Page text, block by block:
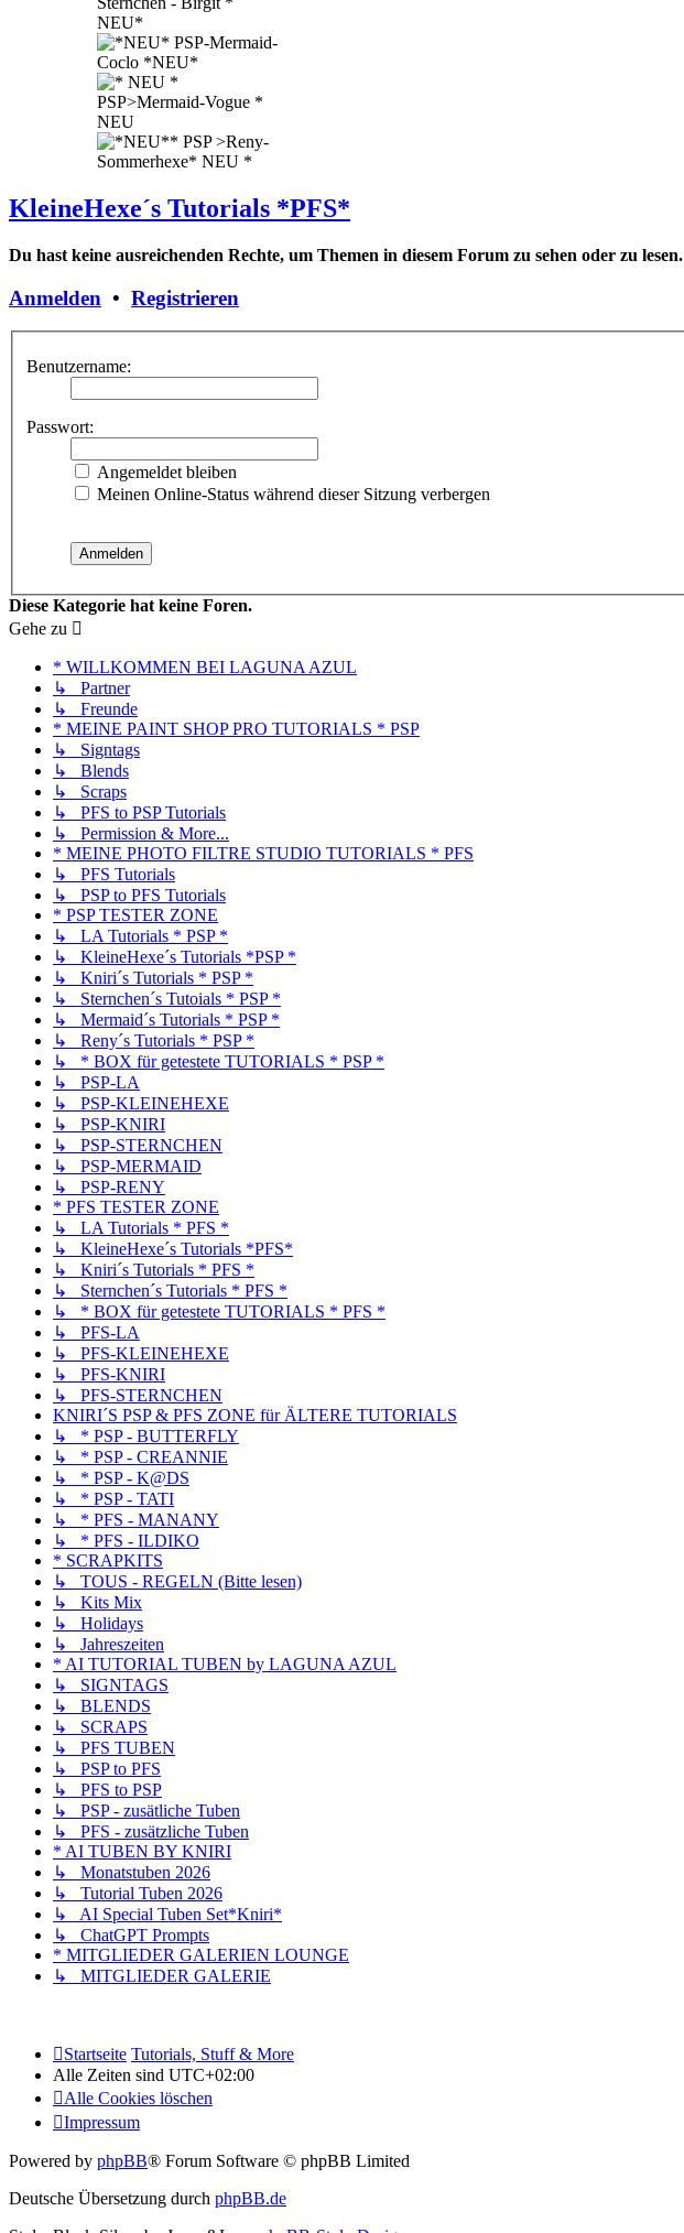
KleineHexe´s Tutorials *PFS*
Du hast keine ausreichenden Rechte, um Themen in diesem Forum zu sehen oder zu lesen.
Anmelden • Registrieren
Benutzername:
Passwort:
Angemeldet bleiben
Meinen Online-Status während dieser Sitzung verbergen
Diese Kategorie hat keine Foren.
Gehe zu
* WILLKOMMEN BEI LAGUNA AZUL
↳ Partner
↳ Freunde
* MEINE PAINT SHOP PRO TUTORIALS * PSP
↳ Signtags
↳ Blends
↳ Scraps
↳ PFS to PSP Tutorials
↳ Permission & More...
* MEINE PHOTO FILTRE STUDIO TUTORIALS * PFS
↳ PFS Tutorials
↳ PSP to PFS Tutorials
* PSP TESTER ZONE
↳ LA Tutorials * PSP *
↳ KleineHexe´s Tutorials *PSP *
↳ Kniri´s Tutorials * PSP *
↳ Sternchen´s Tutoials * PSP *
↳ Mermaid´s Tutorials * PSP *
↳ Reny´s Tutorials * PSP *
↳ * BOX für getestete TUTORIALS * PSP *
↳ PSP-LA
↳ PSP-KLEINEHEXE
↳ PSP-KNIRI
↳ PSP-STERNCHEN
↳ PSP-MERMAID
↳ PSP-RENY
* PFS TESTER ZONE
↳ LA Tutorials * PFS *
↳ KleineHexe´s Tutorials *PFS*
↳ Kniri´s Tutorials * PFS *
↳ Sternchen´s Tutorials * PFS *
↳ * BOX für getestete TUTORIALS * PFS *
↳ PFS-LA
↳ PFS-KLEINEHEXE
↳ PFS-KNIRI
↳ PFS-STERNCHEN
KNIRI´S PSP & PFS ZONE für ÄLTERE TUTORIALS
↳ * PSP - BUTTERFLY
↳ * PSP - CREANNIE
↳ * PSP - K@DS
↳ * PSP - TATI
↳ * PFS - MANANY
↳ * PFS - ILDIKO
* SCRAPKITS
↳ TOUS - REGELN (Bitte lesen)
↳ Kits Mix
↳ Holidays
↳ Jahreszeiten
* AI TUTORIAL TUBEN by LAGUNA AZUL
↳ SIGNTAGS
↳ BLENDS
↳ SCRAPS
↳ PFS TUBEN
↳ PSP to PFS
↳ PFS to PSP
↳ PSP - zusätliche Tuben
↳ PFS - zusätzliche Tuben
* AI TUBEN BY KNIRI
↳ Monatstuben 2026
↳ Tutorial Tuben 2026
↳ AI Special Tuben Set*Kniri*
↳ ChatGPT Prompts
* MITGLIEDER GALERIEN LOUNGE
↳ MITGLIEDER GALERIE
Startseite Tutorials, Stuff & More
Alle Zeiten sind UTC+02:00
Alle Cookies löschen
Impressum
Powered by phpBB® Forum Software © phpBB Limited
Deutsche Übersetzung durch phpBB.de